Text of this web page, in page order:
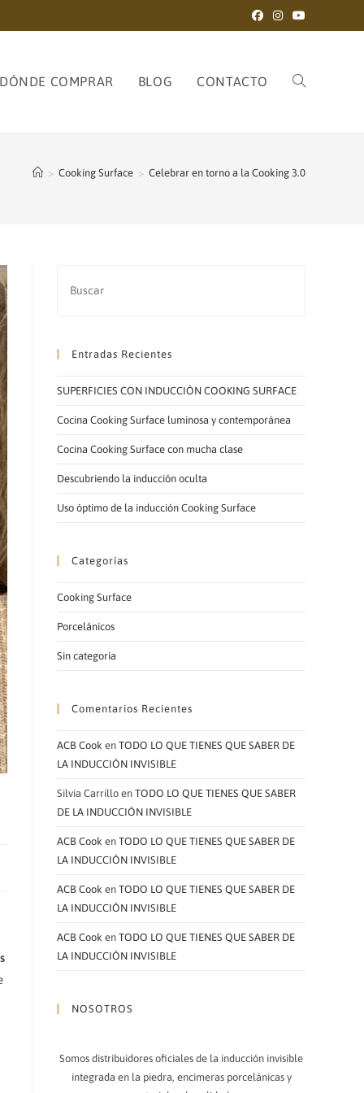
DÓNDE COMPRAR BLOG CONTACTO ALTERNAR
LA
> Cooking Surface > Celebrar en torno a la Cooking 3.0
Entradas Recientes
SUPERFICIES CON INDUCCIÓN COOKING SURFACE
Cocina Cooking Surface luminosa y contemporánea
Cocina Cooking Surface con mucha clase
Descubriendo la inducción oculta
Uso óptimo de la inducción Cooking Surface
Categorías
Cooking Surface
Porcelánicos
Sin categoría
Comentarios Recientes
ACB Cook en TODO LO QUE TIENES QUE SABER DE
LA INDUCCIÓN INVISIBLE
Silvia Carrillo en TODO LO QUE TIENES QUE SABER
DE LA INDUCCIÓN INVISIBLE
ACB Cook en TODO LO QUE TIENES QUE SABER DE
LA INDUCCIÓN INVISIBLE
ACB Cook en TODO LO QUE TIENES QUE SABER DE
LA INDUCCIÓN INVISIBLE
ACB Cook en TODO LO QUE TIENES QUE SABER DE
LA INDUCCIÓN INVISIBLE
NOSOTROS
Somos distribuidores oficiales de la inducción invisible
integrada en la piedra, encimeras porcelánicas y